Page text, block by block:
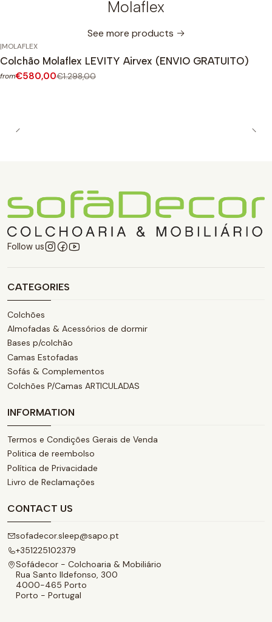
Molaflex
See more products
|MOLAFLEX
Colchão Molaflex LEVITY Airvex (ENVIO GRATUITO)
from€580,00€1.298,00
Follow us
CATEGORIES
Colchões
Almofadas & Acessórios de dormir
Bases p/colchão
Camas Estofadas
Sofás & Complementos
Colchões P/Camas ARTICULADAS
INFORMATION
Termos e Condições Gerais de Venda
Politica de reembolso
Política de Privacidade
Livro de Reclamações
CONTACT US
sofadecor.sleep@sapo.pt
+351225102379
Sofádecor - Colchoaria & Mobiliário
Rua Santo Ildefonso, 300
4000-465 Porto
Porto - Portugal